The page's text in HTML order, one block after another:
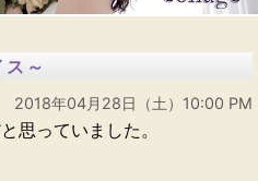
～
2018年04月28日（土）10:00 PM
思っていました。